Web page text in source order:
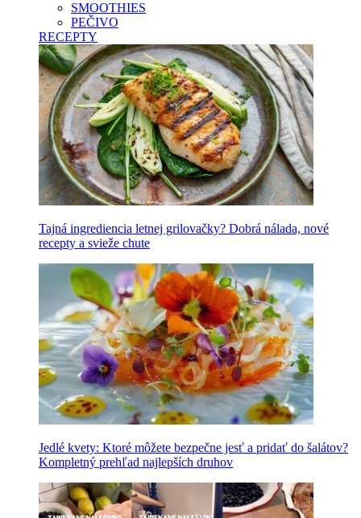
SMOOTHIES
PEČIVO
RECEPTY
Tajná ingrediencia letnej grilovačky? Dobrá nálada, nové
recepty a svieže chute
Jedlé kvety: Ktoré môžete bezpečne jesť a pridať do šalátov?
Kompletný prehľad najlepších druhov